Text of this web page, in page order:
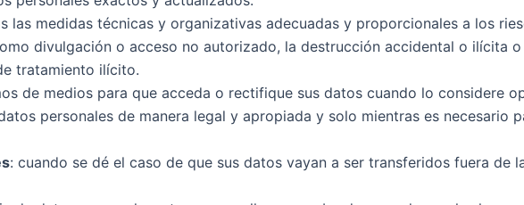
las medidas técnicas y organizativas adecuadas y proporcionales a los
divulgación o acceso no autorizado, la destrucción accidental o ilícita
tratamiento ilícito.
de medios para que acceda o rectifique sus datos cuando lo considere
personales de manera legal y apropiada y solo mientras es necesario
: cuando se dé el caso de que sus datos vayan a ser transferidos fuera de